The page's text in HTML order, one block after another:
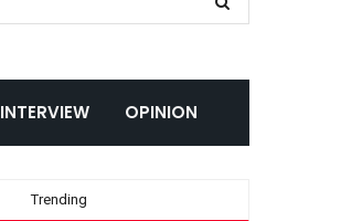
INTERVIEW OPINION
Trending